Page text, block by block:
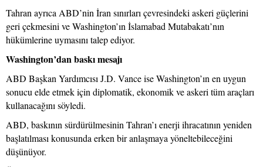
Tahran ayrıca ABD’nin İran sınırları çevresindeki askeri güçlerini
geri çekmesini ve Washington’ın İslamabad Mutabakatı’nın
hükümlerine uymasını talep ediyor.
Washington’dan baskı mesajı
ABD Başkan Yardımcısı J.D. Vance ise Washington’ın en uygun
sonucu elde etmek için diplomatik, ekonomik ve askeri tüm araçları
kullanacağını söyledi.
ABD, baskının sürdürülmesinin Tahran’ı enerji ihracatının yeniden
başlatılması konusunda erken bir anlaşmaya yöneltebileceğini
düşünüyor.